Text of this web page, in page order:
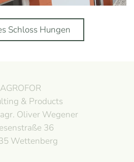
Schloss Hungen
AGROFOR
& Products
Oliver Wegener
36
Wettenberg